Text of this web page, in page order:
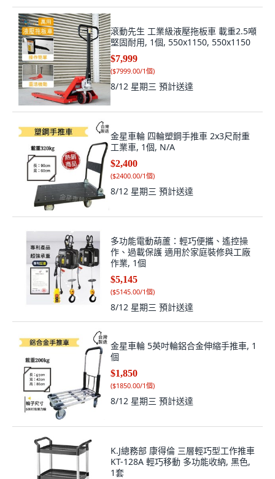
滾動先生 工業級液壓拖板車 載重2.5噸
堅固耐用, 1個, 550x1150, 550x1150
$7,999
($7999.00/1個)
8/12 星期三 預計送達
金星車輪 四輪塑鋼手推車 2x3尺耐重
工業車, 1個, N/A
$2,400
($2400.00/1個)
8/12 星期三 預計送達
多功能電動葫蘆：輕巧便攜、遙控操
作、過載保護 適用於家庭裝修與工廠
作業, 1個
$5,145
($5145.00/1個)
8/12 星期三 預計送達
金星車輪 5英吋輪鋁合金伸縮手推車, 1
個
$1,850
($1850.00/1個)
8/12 星期三 預計送達
K.J總務部 康得倫 三層輕巧型工作推車
KT-128A 輕巧移動 多功能收納, 黑色,
1套